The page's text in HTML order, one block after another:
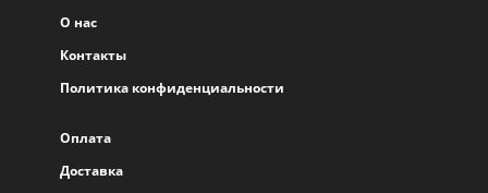
О нас
Контакты
Политика конфиденциальности
Оплата
Доставка